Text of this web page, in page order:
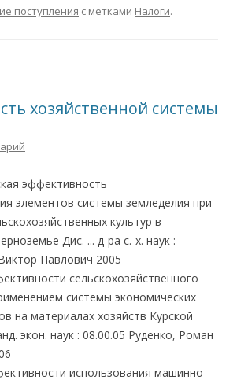
поступления с метками Налоги.
хозяйственной системы
эффективность
элементов системы земледелия при
культур в
Дис. ... д-ра с.-х. наук :
Павлович 2005
сельскохозяйственного
системы экономических
на материалах хозяйств Курской
экон. наук : 08.00.05 Руденко, Роман
использования машинно-